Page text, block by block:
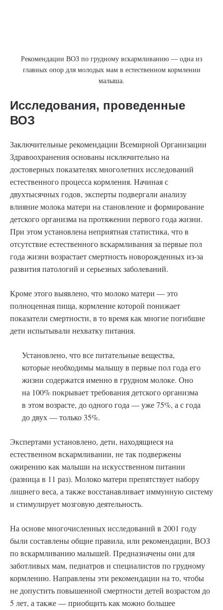
Рекомендации ВОЗ по грудному вскармливанию — одна из
главных опор для молодых мам в естественном кормлении
малыша.
Исследования, проведенные
ВОЗ
Заключительные рекомендации Всемирной Организации
Здравоохранения основаны исключительно на
достоверных показателях многолетних исследований
естественного процесса кормления. Начиная с
двухтысячных годов, эксперты подвергали анализу
влияние молока матери на становление и формирование
детского организма на протяжении первого года жизни.
При этом установлена неприятная статистика, что в
отсутствие естественного вскармливания за первые пол
года жизни возрастает смертность новорожденных из-за
развития патологий и серьезных заболеваний.
Кроме этого выявлено, что молоко матери — это
полноценная пища, кормление которой понижает
показатели смертности, в то время как многие погибшие
дети испытывали нехватку питания.
Установлено, что все питательные вещества,
которые необходимы малышу в первые пол года его
жизни содержатся именно в грудном молоке. Оно
на 100% покрывает требования детского организма
в этом возрасте, до одного года — уже 75%, а с года
до двух — только 35%.
Экспертами установлено, дети, находящиеся на
естественном вскармливании, не так подвержены
ожирению как малыши на искусственном питании
(разница в 11 раз). Молоко матери препятствует набору
лишнего веса, а также восстанавливает иммунную систему
и стимулирует мозговую деятельность.
На основе многочисленных исследований в 2001 году
были составлены общие правила, или рекомендации, ВОЗ
по вскармливанию малышей. Предназначены они для
заботливых мам, педиатров и специалистов по грудному
кормлению. Направлены эти рекомендации на то, чтобы
не допустить повышенной смертности детей возрастом до
5 лет, а также — приобщить как можно большее